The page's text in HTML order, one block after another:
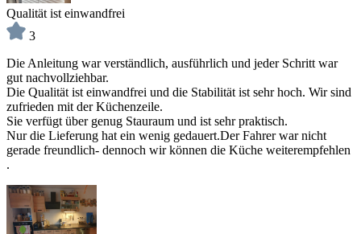
Qualität ist einwandfrei
3
Die Anleitung war verständlich, ausführlich und jeder Schritt war
gut nachvollziehbar.
Die Qualität ist einwandfrei und die Stabilität ist sehr hoch. Wir sind
zufrieden mit der Küchenzeile.
Sie verfügt über genug Stauraum und ist sehr praktisch.
Nur die Lieferung hat ein wenig gedauert.Der Fahrer war nicht
gerade freundlich- dennoch wir können die Küche weiterempfehlen
.